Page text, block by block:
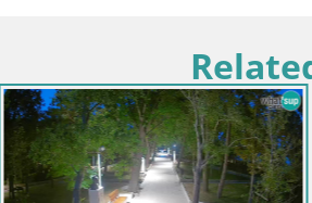
Croacia / Primorje-Gorski Kotar / Ika
Webcam puerto de Ika – Vista en